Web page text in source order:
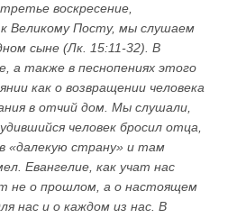
воскресение,
Великому Посту, мы слушаем
сыне (Лк. 15:11-32). В
а также в песнопениях этого
как о возвращении человека
в отчий дом. Мы слушали,
человек бросил отца,
«далекую страну» и там
Евангелие, как учат нас
не о прошлом, а о настоящем
нас и о каждом из нас. В